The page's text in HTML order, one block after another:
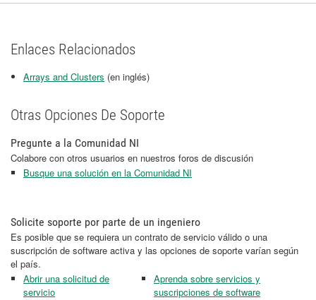
Enlaces Relacionados
Arrays and Clusters (en inglés)
Otras Opciones De Soporte
Pregunte a la Comunidad NI
Colabore con otros usuarios en nuestros foros de discusión
Busque una solución en la Comunidad NI
Solicite soporte por parte de un ingeniero
Es posible que se requiera un contrato de servicio válido o una
suscripción de software activa y las opciones de soporte varían según
el país.
Abrir una solicitud de
servicio
Aprenda sobre servicios y
suscripciones de software